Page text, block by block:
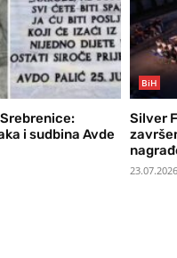
i sudbina Avde
BiH
Silver